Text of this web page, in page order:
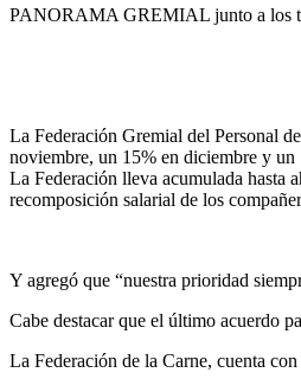
PANORAMA GREMIAL junto a los
La Federación Gremial del Personal
noviembre, un 15% en diciembre y un
La Federación lleva acumulada hasta
recomposición salarial de los
Y agregó que “nuestra prioridad
Cabe destacar que el último acuerdo
La Federación de la Carne, cuenta